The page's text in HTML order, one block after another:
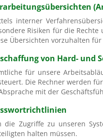
interner
Risiken für die
Übersichten vorzuhalten
von Hard- und
für unsere
Die Rechner werden
mit der
die Zugriffe zu unseren
halten müssen.